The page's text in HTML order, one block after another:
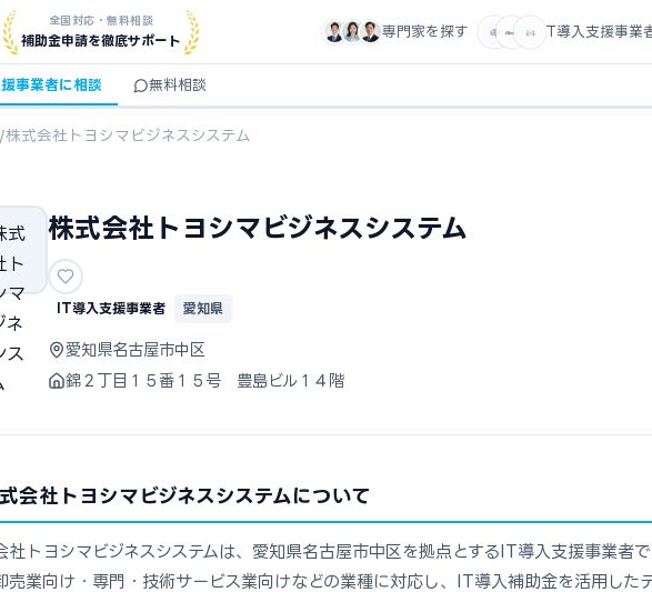
全国対応・無料相談
補助金申請を徹底サポート
専門家を探す IT導入支援事業
事業者に相談 無料相談
/株式会社トヨシマビジネスシステム
株式会社トヨシマビジネスシステム
IT導入支援事業者 愛知県
愛知県名古屋市中区
錦２丁目１５番１５号 豊島ビル１４階
会社トヨシマビジネスシステムについて
社トヨシマビジネスシステムは、愛知県名古屋市中区を拠点とするIT導入支援事業者
売業向け・専門・技術サービス業向けなどの業種に対応し、IT導入補助金を活用した